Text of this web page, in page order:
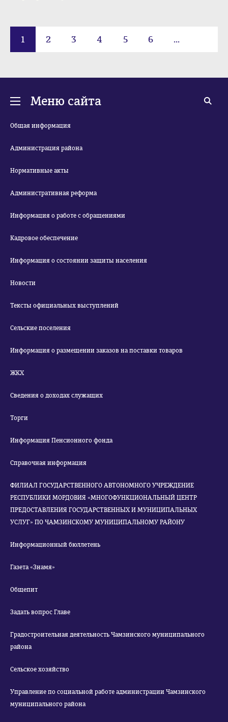
1 2 3 4 5 6 ...
Меню сайта
Общая информация
Администрация района
Нормативные акты
Административная реформа
Информация о работе с обращениями
Кадровое обеспечение
Информация о состоянии защиты населения
Новости
Тексты официальных выступлений
Сельские поселения
Информация о размещении заказов на поставки товаров
ЖКХ
Сведения о доходах служащих
Торги
Информация Пенсионного фонда
Справочная информация
ФИЛИАЛ ГОСУДАРСТВЕННОГО АВТОНОМНОГО УЧРЕЖДЕНИЕ
РЕСПУБЛИКИ МОРДОВИЯ «МНОГОФУНКЦИОНАЛЬНЫЙ ЦЕНТР
ПРЕДОСТАВЛЕНИЯ ГОСУДАРСТВЕННЫХ И МУНИЦИПАЛЬНЫХ
УСЛУГ» ПО ЧАМЗИНСКОМУ МУНИЦИПАЛЬНОМУ РАЙОНУ
Информационный бюллетень
Газета «Знамя»
Общепит
Задать вопрос Главе
Градостроительная деятельность Чамзинского муниципального
района
Сельское хозяйство
Управление по социальной работе администрации Чамзинского
муниципального района